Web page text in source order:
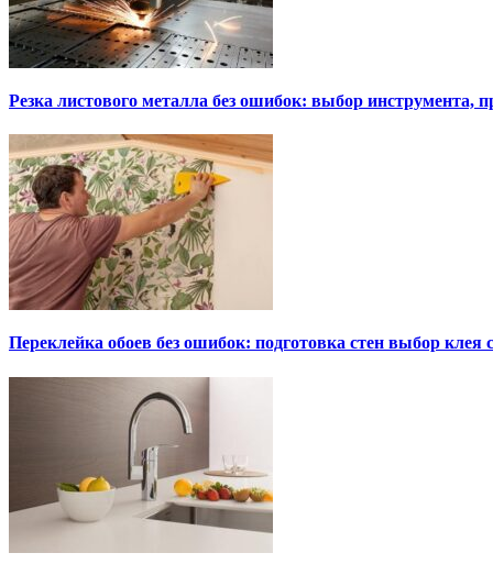
Резка листового металла без ошибок: выбор инструмента,
Переклейка обоев без ошибок: подготовка стен выбор клея